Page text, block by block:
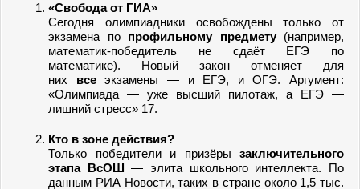
«Свобода от ГИА»
Сегодня олимпиадники освобождены только от
экзамена по профильному предмету(например,
математик-победитель не сдаёт ЕГЭ по
математике). Новый закон отменяет для
них всеэкзамены — и ЕГЭ, и ОГЭ. Аргумент:
«Олимпиада — уже высший пилотаж, а ЕГЭ —
лишний стресс» 17.
Кто в зоне действия?
Только победители и призёры заключительного
этапа ВсОШ — элита школьного интеллекта. По
данным РИА Новости, таких в стране около 1,5 тыс.